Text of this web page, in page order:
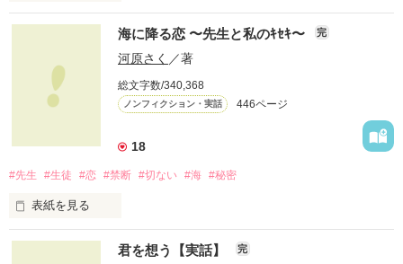
２０１２年６月２４日。晴れ。
わたし達は、結婚式を挙げました。
新郎カズミ　×　新婦おなつ
海に降る恋 〜先生と私のｷｾｷ〜 完
河原さく ／著
総文字数/340,368
ノンフィクション・実話 446ページ
18
#先生 #生徒 #恋 #禁断 #切ない #海 #秘密
表紙を見る
実体験を基にした、
他とはちょっと違う 君を想う【実話】 完